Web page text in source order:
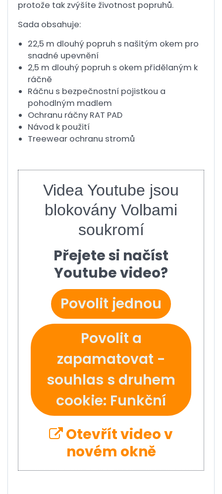
protože tak zvýšíte životnost popruhů.
Sada obsahuje:
22,5 m dlouhý popruh s našitým okem pro
snadné upevnění
2,5 m dlouhý popruh s okem přidělaným k
ráčně
Ráčnu s bezpečnostní pojistkou a
pohodlným madlem
Ochranu ráčny RAT PAD
Návod k použití
Treewear ochranu stromů
Videa Youtube jsou
blokovány Volbami
soukromí
Přejete si načíst
Youtube video?
Povolit jednou
Povolit a
zapamatovat -
souhlas s druhem
cookie: Funkční
Otevřít video v
novém okně